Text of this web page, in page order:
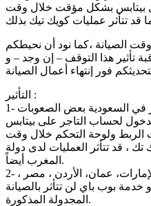
بيتابس بشكل مؤقت خلال وقت
الصيانة ،كما نود أن نحيطكم
تأثير هذا التوقف – إن وجد – و
التأثير :
1- بيتابس السعودية : قد يواجه التجار في السعودية بعض الصعوبات
لحساب التاجر على بيتابس
الربط ولوحة التحكم خلال وقت
، قد تتأثر العمليات لدى دولة
المغرب أيضاً.
2- بيتابس في الدول الأخرى: الإمارات، عمان، الأردن ، مصر ،
خدمة بوب باي لن تتأثر بالصيانة
المجدولة المذكورة.